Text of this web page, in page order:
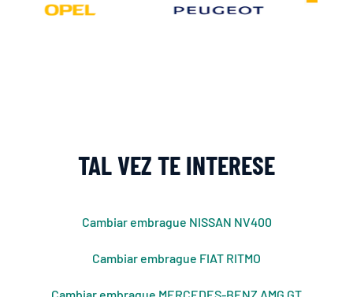
TAL VEZ TE INTERESE
Cambiar embrague NISSAN NV400
Cambiar embrague FIAT RITMO